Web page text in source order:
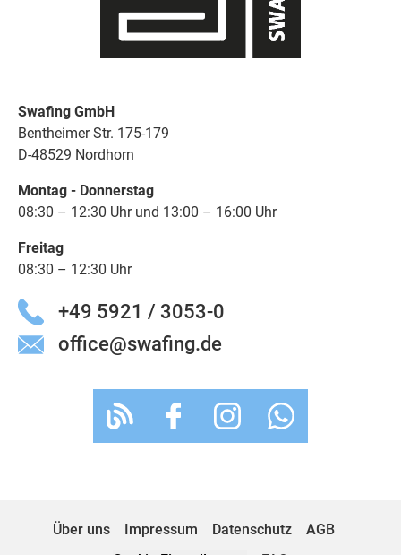
Swafing GmbH
Bentheimer Str. 175-179
D-48529 Nordhorn
Montag - Donnerstag
08:30 – 12:30 Uhr und 13:00 – 16:00 Uhr
Freitag
08:30 – 12:30 Uhr
+49 5921 / 3053-0
office@swafing.de
Über uns Impressum Datenschutz
AGB